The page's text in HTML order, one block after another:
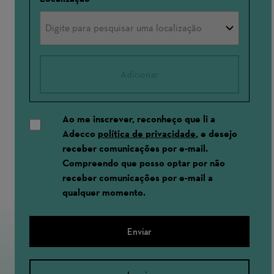
Ao me inscrever, reconheço que li a
Adecco política de privacidade, e desejo
receber comunicações por e-mail.
Compreendo que posso optar por não
receber comunicações por e-mail a
qualquer momento.
Enviar